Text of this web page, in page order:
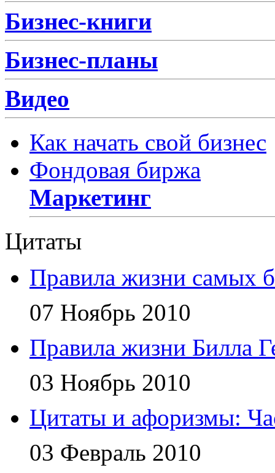
Бизнес-книги
Бизнес-планы
Видео
Как начать свой бизнес
Фондовая биржа
Маркетинг
Цитаты
Правила жизни самых
07 Ноябрь 2010
Правила жизни Билла
03 Ноябрь 2010
Цитаты и афоризмы:
03 Февраль 2010